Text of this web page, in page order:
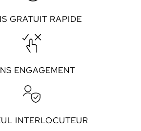
GRATUIT RAPIDE
ENGAGEMENT
INTERLOCUTEUR